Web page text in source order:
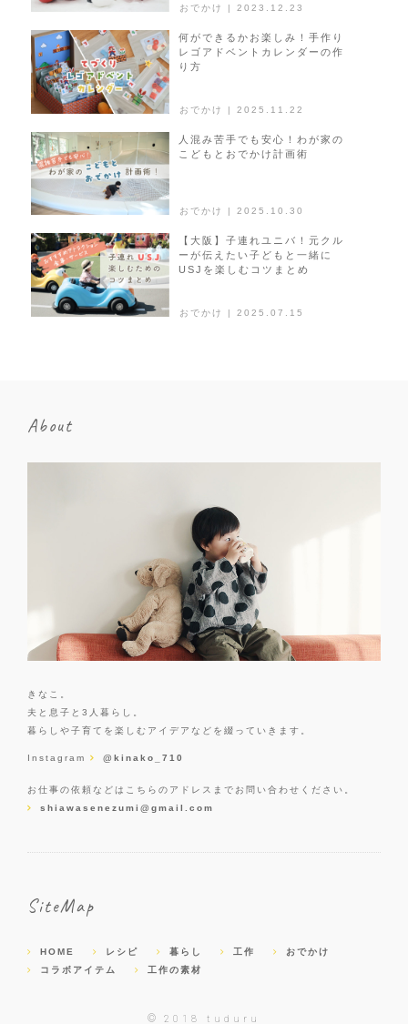
おでかけ | 2023.12.23
おでかけ | 2025.11.22
何ができるかお楽しみ！手作り
レゴアドベントカレンダーの作
り方
おでかけ | 2025.10.30
人混み苦手でも安心！わが家の
こどもとおでかけ計画術
おでかけ | 2025.07.15
【大阪】子連れユニバ！元クル
ーが伝えたい子どもと一緒に
USJを楽しむコツまとめ
About
きなこ。
夫と息子と3人暮らし。
暮らしや子育てを楽しむアイデアなどを綴っていきます。
Instagram @kinako_710
お仕事の依頼などはこちらのアドレスまでお問い合わせください。
shiawasenezumi@gmail.com
SiteMap
HOME レシピ 暮らし 工作
おでかけ
コラボアイテム
工作の素材
© 2018 tuduru